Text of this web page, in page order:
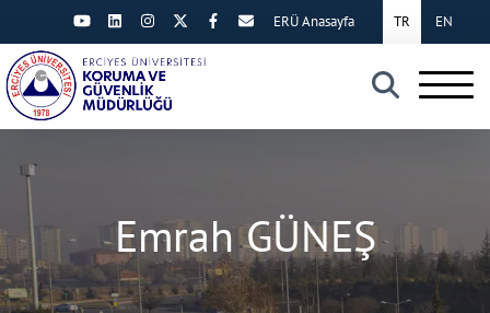
×
TR EN
ERÜ Anasayfa
Emrah GÜNEŞ